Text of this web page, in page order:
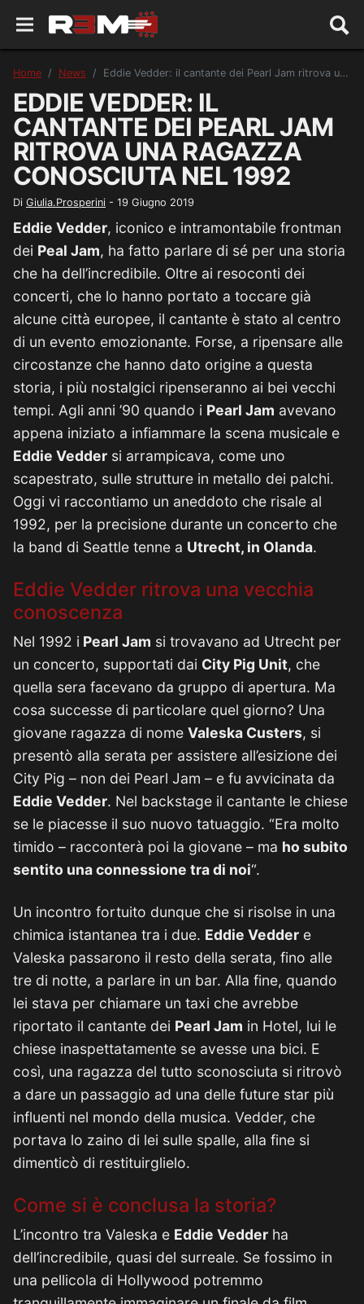
Home News Eddie Vedder: il cantante dei Pearl Jam ritrova una ragazza conosciuta nel 1992
EDDIE VEDDER: IL
CANTANTE DEI PEARL JAM
RITROVA UNA RAGAZZA
CONOSCIUTA NEL 1992
Di Giulia.Prosperini - 19 Giugno 2019
Eddie Vedder, iconico e intramontabile frontman
dei Peal Jam, ha fatto parlare di sé per una storia
che ha dell’incredibile. Oltre ai resoconti dei
concerti, che lo hanno portato a toccare già
alcune città europee, il cantante è stato al centro
di un evento emozionante. Forse, a ripensare alle
circostanze che hanno dato origine a questa
storia, i più nostalgici ripenseranno ai bei vecchi
tempi. Agli anni ’90 quando i Pearl Jam avevano
appena iniziato a infiammare la scena musicale e
Eddie Vedder si arrampicava, come uno
scapestrato, sulle strutture in metallo dei palchi.
Oggi vi raccontiamo un aneddoto che risale al
1992, per la precisione durante un concerto che
la band di Seattle tenne a Utrecht, in Olanda.
Eddie Vedder ritrova una vecchia
conoscenza
Nel 1992 i Pearl Jam si trovavano ad Utrecht per
un concerto, supportati dai City Pig Unit, che
quella sera facevano da gruppo di apertura. Ma
cosa successe di particolare quel giorno? Una
giovane ragazza di nome Valeska Custers, si
presentò alla serata per assistere all’esizione dei
City Pig – non dei Pearl Jam – e fu avvicinata da
Eddie Vedder. Nel backstage il cantante le chiese
se le piacesse il suo nuovo tatuaggio. “Era molto
timido – racconterà poi la giovane – ma ho subito
sentito una connessione tra di noi“.
Un incontro fortuito dunque che si risolse in una
chimica istantanea tra i due. Eddie Vedder e
Valeska passarono il resto della serata, fino alle
tre di notte, a parlare in un bar. Alla fine, quando
lei stava per chiamare un taxi che avrebbe
riportato il cantante dei Pearl Jam in Hotel, lui le
chiese inaspettatamente se avesse una bici. E
così, una ragazza del tutto sconosciuta si ritrovò
a dare un passaggio ad una delle future star più
influenti nel mondo della musica. Vedder, che
portava lo zaino di lei sulle spalle, alla fine si
dimenticò di restituirglielo.
Come si è conclusa la storia?
L’incontro tra Valeska e Eddie Vedder ha
dell’incredibile, quasi del surreale. Se fossimo in
una pellicola di Hollywood potremmo